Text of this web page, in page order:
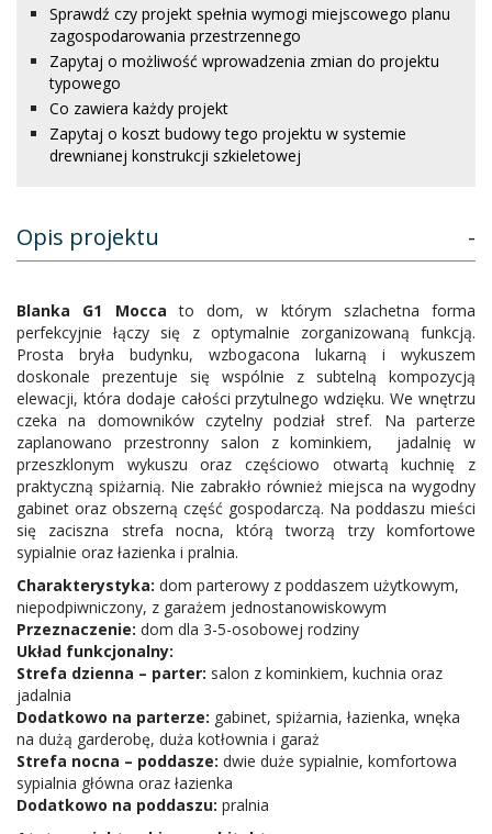
Sprawdź czy projekt spełnia wymogi miejscowego planu
zagospodarowania przestrzennego
Zapytaj o możliwość wprowadzenia zmian do projektu
typowego
Co zawiera każdy projekt
Zapytaj o koszt budowy tego projektu w systemie
drewnianej konstrukcji szkieletowej
Opis projektu -
Blanka G1 Mocca to dom, w którym szlachetna forma
perfekcyjnie łączy się z optymalnie zorganizowaną funkcją.
Prosta bryła budynku, wzbogacona lukarną i wykuszem
doskonale prezentuje się wspólnie z subtelną kompozycją
elewacji, która dodaje całości przytulnego wdzięku. We wnętrzu
czeka na domowników czytelny podział stref. Na parterze
zaplanowano przestronny salon z kominkiem, jadalnię w
przeszklonym wykuszu oraz częściowo otwartą kuchnię z
praktyczną spiżarnią. Nie zabrakło również miejsca na wygodny
gabinet oraz obszerną część gospodarczą. Na poddaszu mieści
się zaciszna strefa nocna, którą tworzą trzy komfortowe
sypialnie oraz łazienka i pralnia.
Charakterystyka: dom parterowy z poddaszem użytkowym,
niepodpiwniczony, z garażem jednostanowiskowym
Przeznaczenie: dom dla 3-5-osobowej rodziny
Układ funkcjonalny:
Strefa dzienna – parter: salon z kominkiem, kuchnia oraz
jadalnia
Dodatkowo na parterze: gabinet, spiżarnia, łazienka, wnęka
na dużą garderobę, duża kotłownia i garaż
Strefa nocna – poddasze: dwie duże sypialnie, komfortowa
sypialnia główna oraz łazienka
Dodatkowo na poddaszu: pralnia